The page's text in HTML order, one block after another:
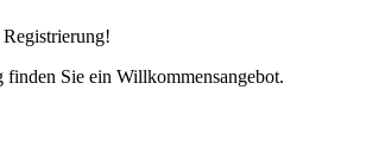
finden Sie ein Willkommensangebot.